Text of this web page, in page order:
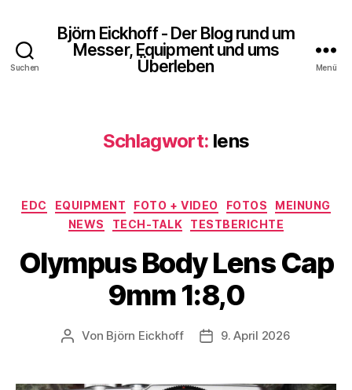
Suchen
Björn Eickhoff - Der Blog rund um
Messer, Equipment und ums
Überleben
Menü
Schlagwort: lens
Kategorien
EDC EQUIPMENT FOTO + VIDEO FOTOS
MEINUNG
NEWS
TECH-TALK TESTBERICHTE
Olympus Body Lens Cap
9mm 1:8,0
Beitragsautor
Von Björn Eickhoff Veröffentlichungsdatum
9. April 2026